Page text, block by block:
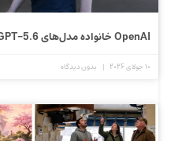
OpenAI خانواده مدل‌های GPT-5.6 را معرفی کرد
10 جولای 2026 بدون دیدگاه